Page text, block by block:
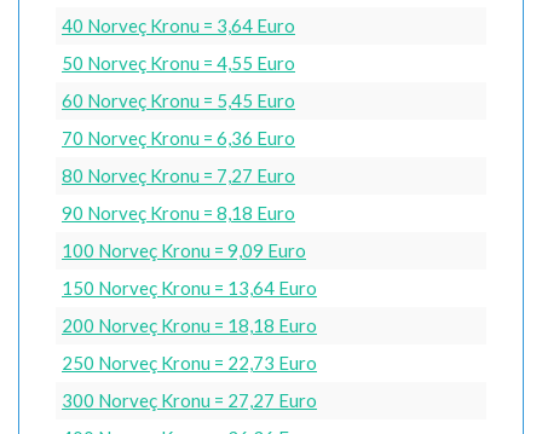
40 Norveç Kronu = 3,64 Euro
50 Norveç Kronu = 4,55 Euro
60 Norveç Kronu = 5,45 Euro
70 Norveç Kronu = 6,36 Euro
80 Norveç Kronu = 7,27 Euro
90 Norveç Kronu = 8,18 Euro
100 Norveç Kronu = 9,09 Euro
150 Norveç Kronu = 13,64 Euro
200 Norveç Kronu = 18,18 Euro
250 Norveç Kronu = 22,73 Euro
300 Norveç Kronu = 27,27 Euro